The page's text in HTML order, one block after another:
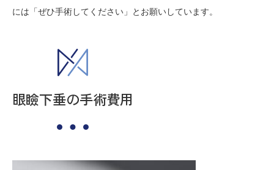
には「ぜひ手術してください」とお願いしています。
眼瞼下垂の手術費用